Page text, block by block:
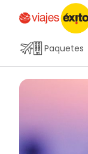
Paquetes